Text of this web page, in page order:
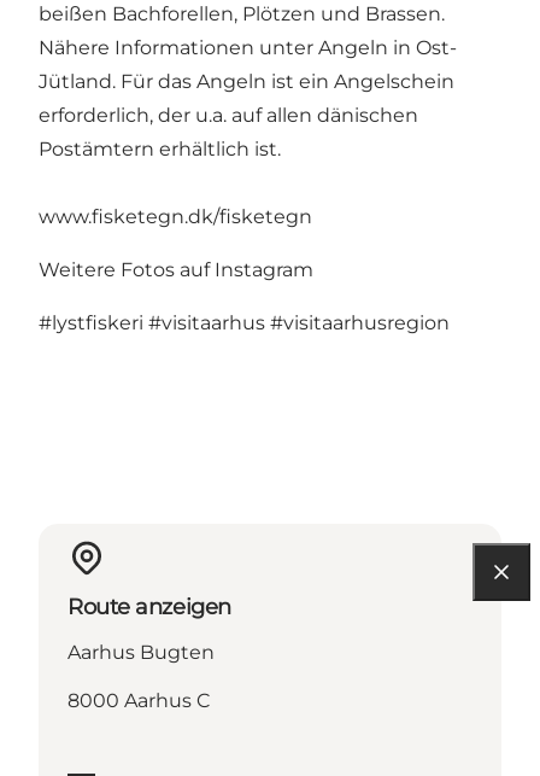
beißen Bachforellen, Plötzen und Brassen.
Nähere Informationen unter Angeln in Ost-
Jütland. Für das Angeln ist ein Angelschein
erforderlich, der u.a. auf allen dänischen
Postämtern erhältlich ist.
www.fisketegn.dk/fisketegn
Weitere Fotos auf Instagram
#lystfiskeri #visitaarhus #visitaarhusregion
Route anzeigen
Aarhus Bugten
8000 Aarhus C